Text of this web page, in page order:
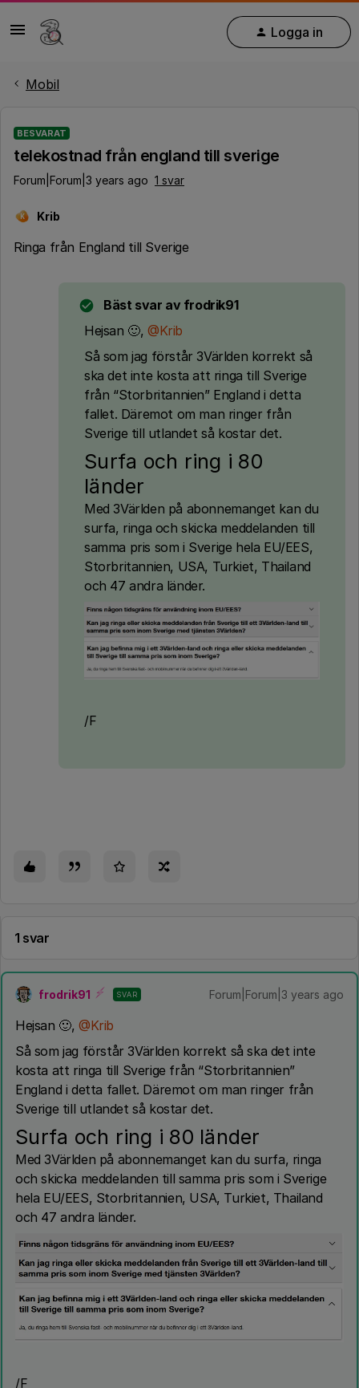
Logga in
Mobil
BESVARAT
telekostnad från england till sverige
Forum|Forum|3 years ago 1 svar
K Krib
Ringa från England till Sverige
Bäst svar av frodrik91
Hejsan 🙂, @Krib
Så som jag förstår 3Världen korrekt så
ska det inte kosta att ringa till Sverige
från “Storbritannien” England i detta
fallet. Däremot om man ringer från
Sverige till utlandet så kostar det.
Surfa och ring i 80
länder
Med 3Världen på abonnemanget kan du
surfa, ringa och skicka meddelanden till
samma pris som i Sverige hela EU/EES,
Storbritannien, USA, Turkiet, Thailand
och 47 andra länder.
/F
1 svar
frodrik91 SVAR Forum|Forum|3 years ago
Hejsan 🙂, @Krib
Så som jag förstår 3Världen korrekt så ska det inte
kosta att ringa till Sverige från “Storbritannien”
England i detta fallet. Däremot om man ringer från
Sverige till utlandet så kostar det.
Surfa och ring i 80 länder
Med 3Världen på abonnemanget kan du surfa, ringa
och skicka meddelanden till samma pris som i Sverige
hela EU/EES, Storbritannien, USA, Turkiet, Thailand
och 47 andra länder.
/F